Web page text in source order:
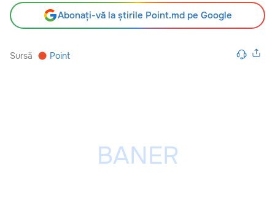
Abonați-vă la știrile Point.md pe Google
Sursă Point